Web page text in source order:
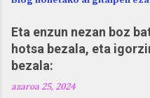
Eta enzun nezan boz
hotsa bezala, eta
bezala:
azaroa 25, 2024